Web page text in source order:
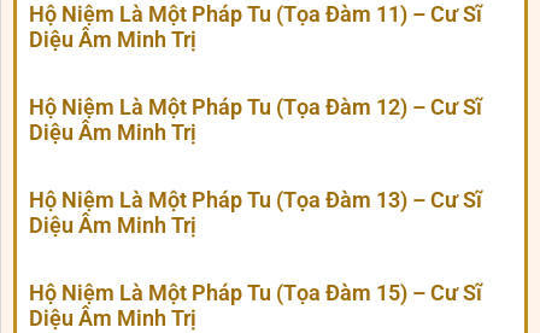
Hộ Niệm Là Một Pháp Tu (Tọa Đàm 11) – Cư Sĩ
Diệu Âm Minh Trị
Hộ Niệm Là Một Pháp Tu (Tọa Đàm 12) – Cư Sĩ
Diệu Âm Minh Trị
Hộ Niệm Là Một Pháp Tu (Tọa Đàm 13) – Cư Sĩ
Diệu Âm Minh Trị
Hộ Niệm Là Một Pháp Tu (Tọa Đàm 15) – Cư Sĩ
Diệu Âm Minh Trị